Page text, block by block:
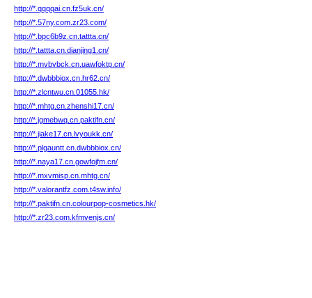
http://*.qqqqai.cn.fz5uk.cn/
http://*.57ny.com.zr23.com/
http://*.bpc6b9z.cn.tattta.cn/
http://*.tattta.cn.dianjing1.cn/
http://*.mvbvbck.cn.uawfoktp.cn/
http://*.dwbbbiox.cn.hr62.cn/
http://*.zlcntwu.cn.01055.hk/
http://*.mhtg.cn.zhenshi17.cn/
http://*.jgmebwq.cn.paktifn.cn/
http://*.jiake17.cn.lvyoukk.cn/
http://*.plgauntt.cn.dwbbbiox.cn/
http://*.naya17.cn.gowfojfm.cn/
http://*.mxvmisp.cn.mhtg.cn/
http://*.valorantfz.com.t4sw.info/
http://*.paktifn.cn.colourpop-cosmetics.hk/
http://*.zr23.com.kfmvenjs.cn/